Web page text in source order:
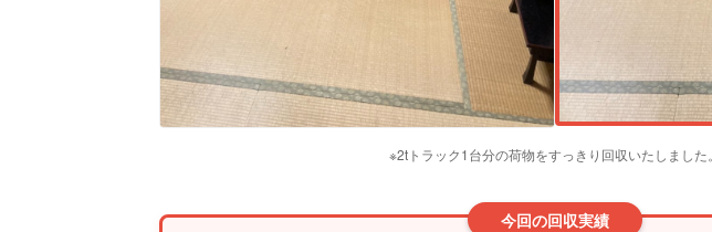
※2tトラック1台分の荷物をすっきり回収いたしました。
今回の回収実績